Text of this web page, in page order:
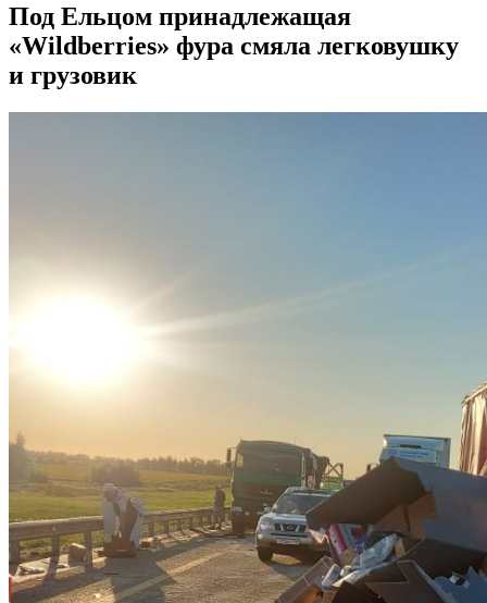
Под Ельцом принадлежащая
«Wildberries» фура смяла легковушку
и грузовик